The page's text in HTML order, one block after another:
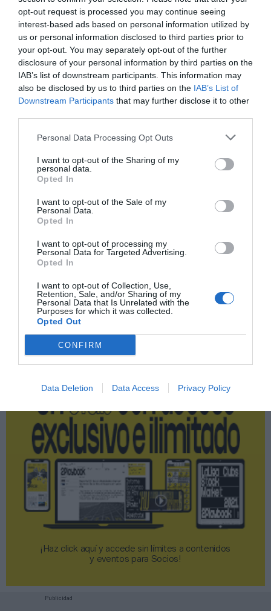
opt-out request is processed you may continue seeing
interest-based ads based on personal information utilized by
us or personal information disclosed to third parties prior to
your opt-out. You may separately opt-out of the further
disclosure of your personal information by third parties on the
IAB’s list of downstream participants. This information may
also be disclosed by us to third parties on the IAB’s List of
Downstream Participants that may further disclose it to other
Personal Data Processing Opt Outs
I want to opt-out of the Sharing of my
personal data.
Opted In
I want to opt-out of the Sale of my
Personal Data.
Opted In
I want to opt-out of processing my
Personal Data for Targeted Advertising.
Opted In
I want to opt-out of Collection, Use,
Retention, Sale, and/or Sharing of my
Personal Data that Is Unrelated with the
Purposes for which it was collected.
Opted Out
CONFIRM
Data Deletion Data Access Privacy Policy
Índex2P
Volkswagen
Audi
Bundesliga
Añadir2Playbookcomo fuente preferida de Google
de forma gratuita
Mantente informado con las últimas noticias de actualidad.
ACTIVAR AHORA
Compartir
Publicidad
2Playbook Club2P
¡Haz click aquí y accede sin límites a contenidos
y eventos para Socios!​​​​​​​
Publicidad